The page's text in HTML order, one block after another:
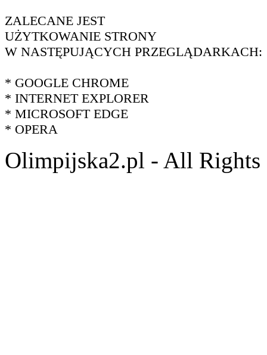
ZALECANE JEST
UŻYTKOWANIE STRONY
W NASTĘPUJĄCYCH PRZEGLĄDARKACH:
* GOOGLE CHROME
* INTERNET EXPLORER
* MICROSOFT EDGE
* OPERA
Olimpijska2.pl - All Rights